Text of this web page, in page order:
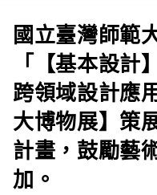
國立臺灣師範
「【基本設計
跨領域設計應
大博物展】策
計畫，鼓勵藝
加。